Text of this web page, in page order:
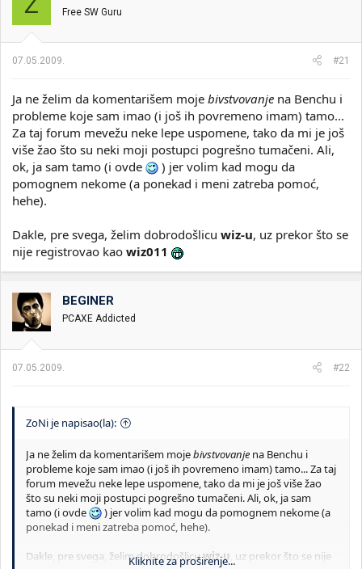
Free SW Guru
07.05.2009. #21
Ja ne želim da komentarišem moje bivstvovanje na Benchu i
probleme koje sam imao (i još ih povremeno imam) tamo...
Za taj forum mevežu neke lepe uspomene, tako da mi je još
više žao što su neki moji postupci pogrešno tumačeni. Ali,
ok, ja sam tamo (i ovde
) jer volim kad mogu da
pomognem nekome (a ponekad i meni zatreba pomoć,
hehe).
Dakle, pre svega, želim dobrodošlicu wiz-u, uz prekor što se
nije registrovao kao wiz011
BEGINER
PCAXE Addicted
07.05.2009. #22
ZoNi je napisao(la):
Ja ne želim da komentarišem mojebivstvovanje na Benchu i
probleme koje sam imao (i još ih povremeno imam) tamo... Za taj
forum mevežu neke lepe uspomene, tako da mi je još više žao
što su neki moji postupci pogrešno tumačeni. Ali, ok, ja sam
tamo (i ovde
) jer volim kad mogu da pomognem nekome (a
ponekad i meni zatreba pomoć, hehe).
Dakle, pre svega, želim dobrodošlicuwiz-u , uz prekor što se nije
Kliknite za proširenje...